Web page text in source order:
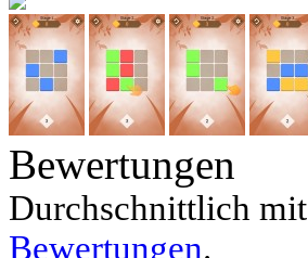
Bewertungen
Durchschnittlich mit
Bewertungen.